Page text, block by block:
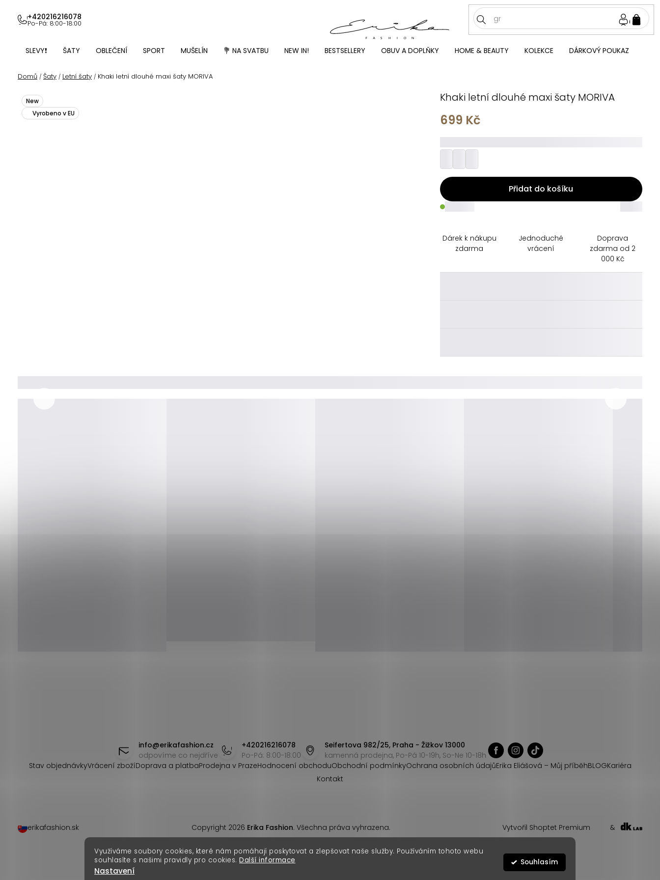
Využíváme soubory cookies, které nám pomáhají poskytovat a zlepšovat naše služby. Používáním tohoto webu
souhlasíte s našimi pravidly pro cookies. Další informace
Nastavení
Souhlasím
obsah
+420216216078
Po-Pá: 8:00-18:00
SLEVY❗ ŠATY OBLEČENÍ SPORT MUŠELÍN 💐 NA SVATBU NEW IN! BESTSELLERY OBUV A DOPLŇKY HOME & BEAUTY KOLEKCE DÁRKOVÝ POUKAZ
Domů / Šaty / Letní šaty / Khaki letní dlouhé maxi šaty MORIVA
Khaki letní dlouhé maxi šaty MORIVA
New
Vyrobeno v EU
699 Kč
Přidat do košíku
_____
Dárek k nákupu
zdarma
Jednoduché
vrácení
Doprava
zdarma od 2
000 Kč
info@erikafashion.cz
odpovíme co nejdříve
+420216216078
Po-Pá: 8:00-18:00
Seifertova 982/25, Praha - Žižkov 13000
kamenná prodejna, Po-Pá 10-19h, So-Ne 10-18h
Stav objednávkyVrácení zbožíDoprava a platbaProdejna v PrazeHodnocení obchoduObchodní podmínkyOchrana osobních údajůErika Eliášová – Můj příběhBLOGKariéra
Kontakt
Vytvořil Shoptet Premium &
Copyright 2026 Erika Fashion. Všechna práva vyhrazena.
erikafashion.sk